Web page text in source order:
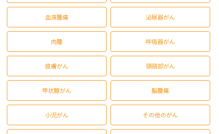
血液腫瘍 泌尿器がん
肉腫 呼吸器がん
皮膚がん 頭頸部がん
甲状腺がん 脳腫瘍
小児がん その他のがん